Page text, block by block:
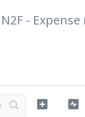
N2F -